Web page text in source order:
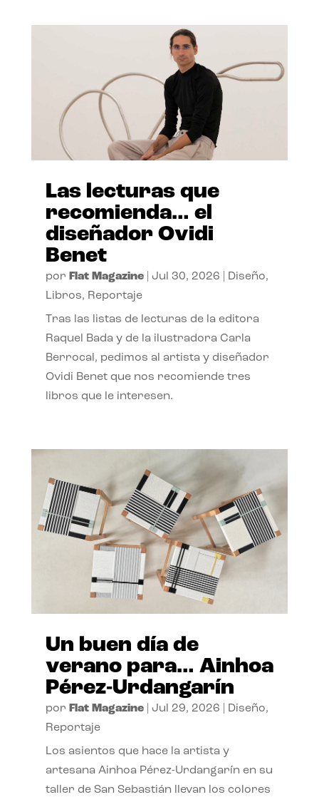
Las lecturas que
recomienda… el
diseñador Ovidi
Benet
por Flat Magazine| Jul 30, 2026 Diseño,
Libros, Reportaje
Tras las listas de lecturas de la editora
Raquel Bada y de la ilustradora Carla
Berrocal, pedimos al artista y diseñador
Ovidi Benet que nos recomiende tres
libros que le interesen.
Un buen día de
verano para… Ainhoa
Pérez-Urdangarín
por Flat Magazine| Jul 29, 2026 Diseño,
Reportaje
Los asientos que hace la artista y
artesana Ainhoa Pérez-Urdangarín en su
taller de San Sebastián llevan los colores